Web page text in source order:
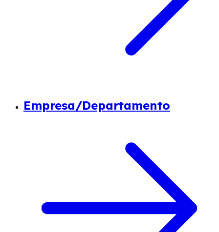
Empresa/Departamento